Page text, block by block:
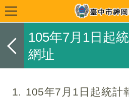
105年7月1日起
網址
1
105年7月1日起統計